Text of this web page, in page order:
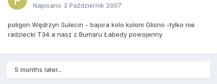
Napisano 3 Październik 2007
poligon Wędrzyn Sulecin - bajora kolo koloni Glisno -tylko nie
radziecki T34 a nasz z Bumaru Łabedy powojenny
5 months later...